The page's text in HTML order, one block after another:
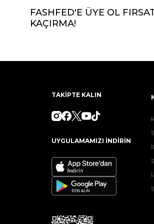
FASHFED'E ÜYE OL
KAÇIRMA!
TAKİPTE KALIN
UYGULAMAMIZI İNDİRİN